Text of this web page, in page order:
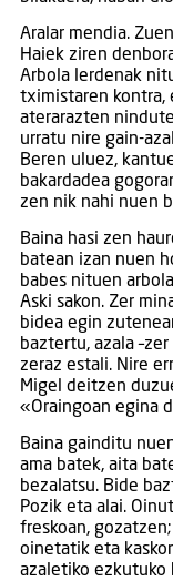
Aralar mendia.
Haiek ziren
Arbola lerdenak
tximistaren kontra,
aterarazten
urratu nire gain-
Beren uluez,
bakardadea
zen nik nahi nuen
Baina hasi zen
batean izan nuen
babes nituen
Aski sakon. Zer
bidea egin
baztertu, azala
zeraz estali. Nire
Migel deitzen
«Oraingoan egina
Baina gainditu
ama batek, aita
bezalatsu. Bide
Pozik eta alai.
freskoan,
oinetatik eta
azaletiko ezkutuko